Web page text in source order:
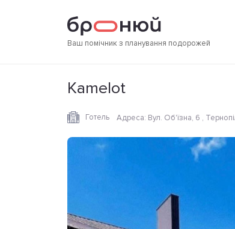
Ваш помічник з планування подорожей
Фотографії Зручності
Kamelot
Готель Адреса: Вул. Об'їзна, 6 ,